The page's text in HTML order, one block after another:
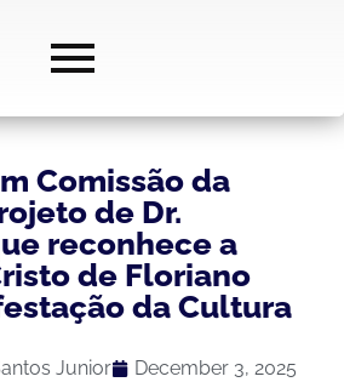
Comissão da
de Dr.
reconhece a
de Floriano
da Cultura
Junior
December 3, 2025